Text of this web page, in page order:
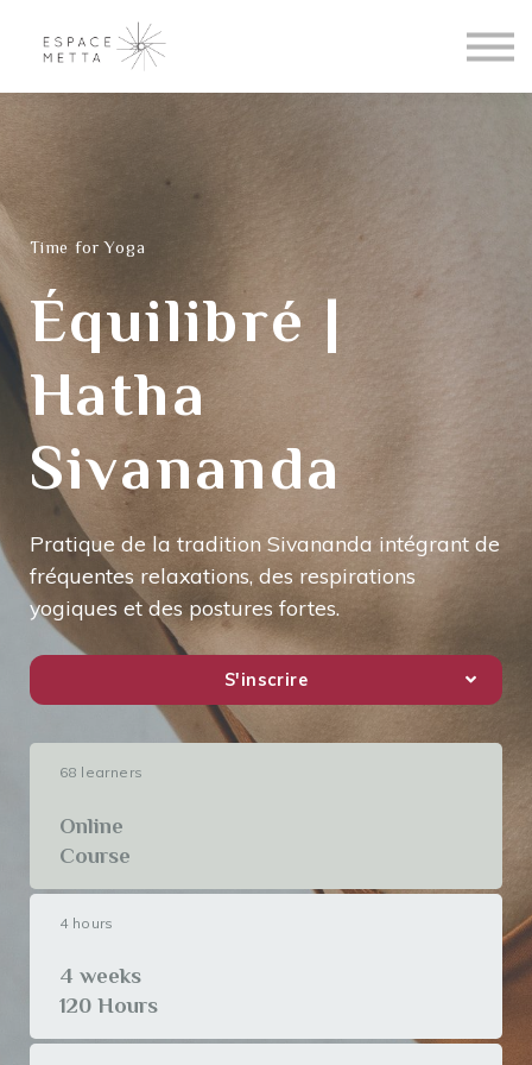
Se connecter
S'inscrire
68 learners
Online
Course
4 hours
4 weeks
120 Hours
Time for Yoga
Équilibré |
Hatha
Sivananda
Pratique de la tradition Sivananda intégrant de
fréquentes relaxations, des respirations
yogiques et des postures fortes.
S'inscrire